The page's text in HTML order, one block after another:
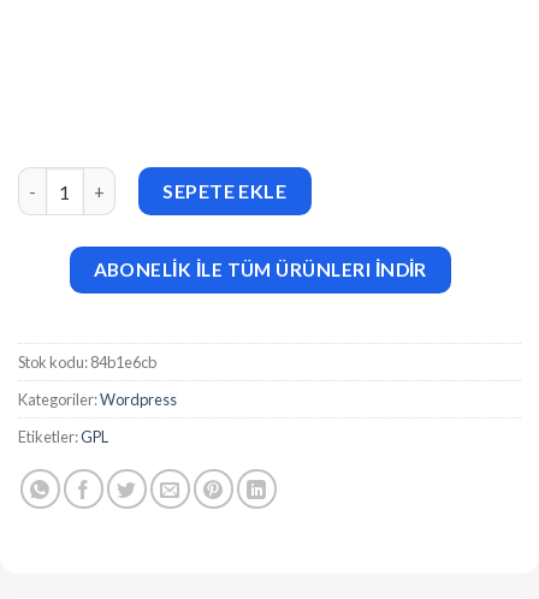
Blogism Pro v2.3.1 adetSEPETE EKLE
ABONELİK İLE TÜM ÜRÜNLERI İNDİR
Stok kodu:84b1e6cb
Kategoriler:Wordpress
Etiketler:GPL